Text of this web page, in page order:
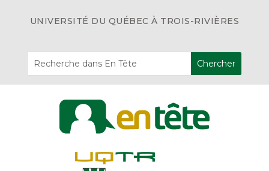
UNIVERSITÉ DU QUÉBEC À TROIS-RIVIÈRES